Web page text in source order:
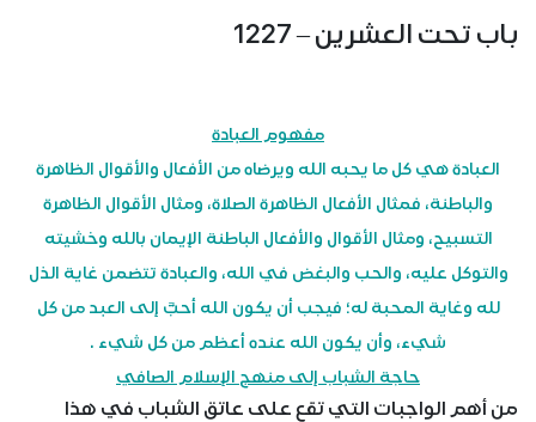
باب تحت العشرين – 1227
مفهوم العبادة
العبادة هي كل ما يحبه الله ويرضاه من الأفعال والأقوال الظاهرة
والباطنة، فمثال الأفعال الظاهرة الصلاة، ومثال الأقوال الظاهرة
التسبيح، ومثال الأقوال والأفعال الباطنة الإيمان بالله وخشيته
والتوكل عليه، والحب والبغض في الله، والعبادة تتضمن غاية الذل
لله وغاية المحبة له؛ فيجب أن يكون الله أحبَّ إلى العبد من كل
شيء، وأن يكون الله عنده أعظم من كل شيء .
حاجة الشباب إلى منهج الإسلام الصافي
من أهم الواجبات التي تقع على عاتق الشباب في هذا